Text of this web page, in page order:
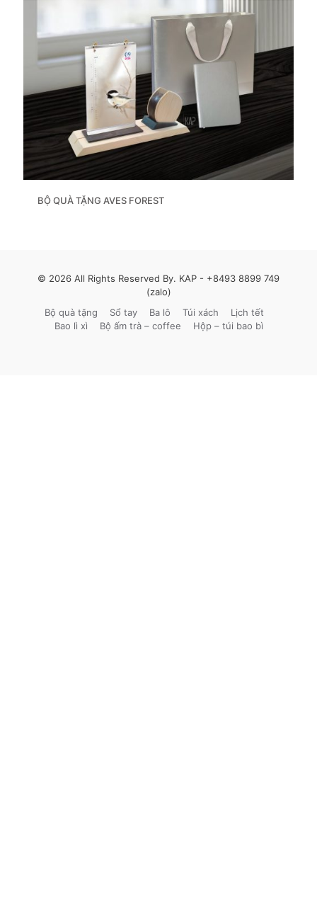
BỘ QUÀ TẶNG AVES FOREST
© 2026 All Rights Reserved By. KAP - +8493 8899 749
(zalo)
Bộ quà tặng
Sổ tay Ba lô Túi xách
Lịch tết
Bao lì xì
Bộ ấm trà – coffee Hộp – túi bao bì